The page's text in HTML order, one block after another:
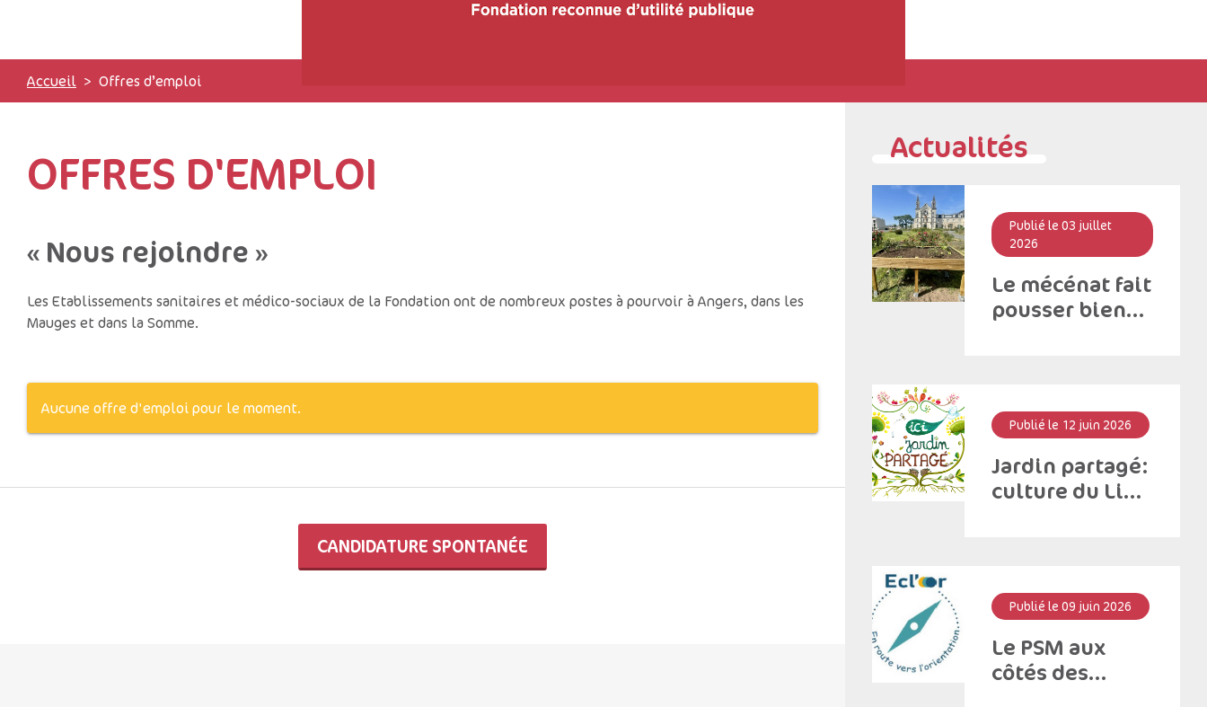
Accueil Offres d’emploi
OFFRES D'EMPLOI
« Nous rejoindre »
Les Etablissements sanitaires et médico-sociaux de la Fondation ont de nombreux postes à pourvoir à Angers, dans les
Mauges et dans la Somme.
Aucune offre d'emploi pour le moment.
CANDIDATURE SPONTANÉE
Actualités
Publié le 03 juillet
2026
Le mécénat fait
pousser bien
Publié le 12 juin 2026
Jardin partagé:
culture du Lien
Publié le 09 juin 2026
Le PSM aux
côtés des